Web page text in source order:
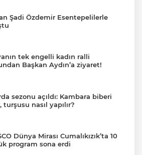
Şadi Özdemir Esentepelilerle
tek engelli kadın ralli
Başkan Aydın’a ziyaret!
sezonu açıldı: Kambara biberi
turşusu nasıl yapılır?
Dünya Mirası Cumalıkızık’ta 10
program sona erdi